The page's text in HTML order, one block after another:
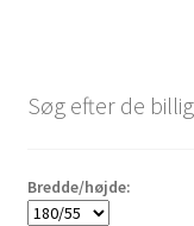
Søg efter de
Bredde/højde: